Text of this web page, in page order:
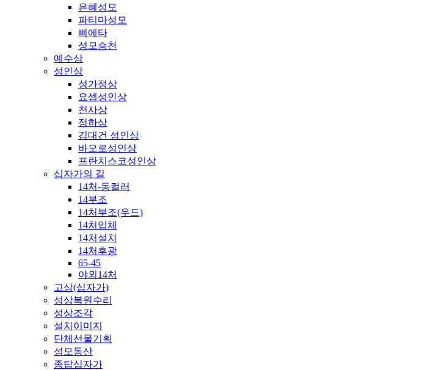
은혜성모
파티마성모
삐에타
성모승천
예수상
성인상
성가정상
요셉성인상
천사상
정하상
김대건 성인상
바오로성인상
프란치스코성인상
십자가의 길
14처-동컬러
14부조
14처부조(우드)
14처입체
14처설치
14처후광
65-45
야외14처
고상(십자가)
성상복원수리
성상조각
설치이미지
단체선물기획
성모동산
종탑십자가